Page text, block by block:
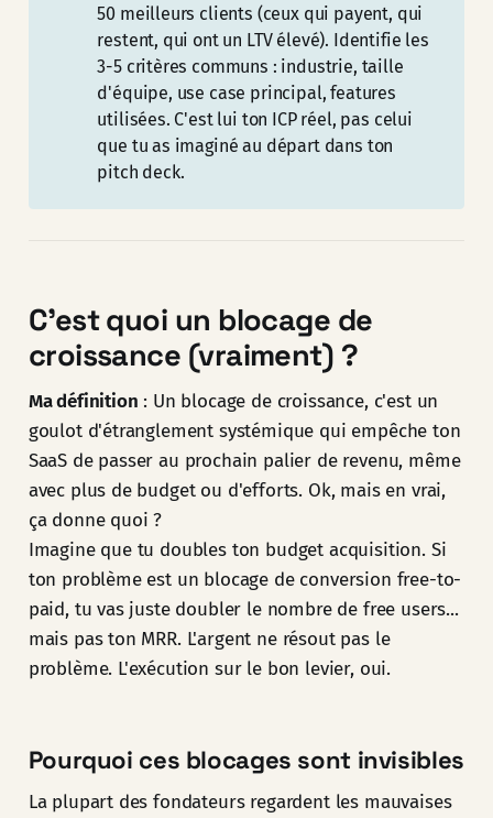
50 meilleurs clients (ceux qui payent, qui
restent, qui ont un LTV élevé). Identifie les
3-5 critères communs : industrie, taille
d'équipe, use case principal, features
utilisées. C'est lui ton ICP réel, pas celui
que tu as imaginé au départ dans ton
pitch deck.
C'est quoi un blocage de
croissance (vraiment) ?
Ma définition : Un blocage de croissance, c'est un
goulot d'étranglement systémique qui empêche ton
SaaS de passer au prochain palier de revenu, même
avec plus de budget ou d'efforts. Ok, mais en vrai,
ça donne quoi ?
Imagine que tu doubles ton budget acquisition. Si
ton problème est un blocage de conversion free-to-
paid, tu vas juste doubler le nombre de free users...
mais pas ton MRR. L'argent ne résout pas le
problème. L'exécution sur le bon levier, oui.
Pourquoi ces blocages sont invisibles
La plupart des fondateurs regardent les mauvaises